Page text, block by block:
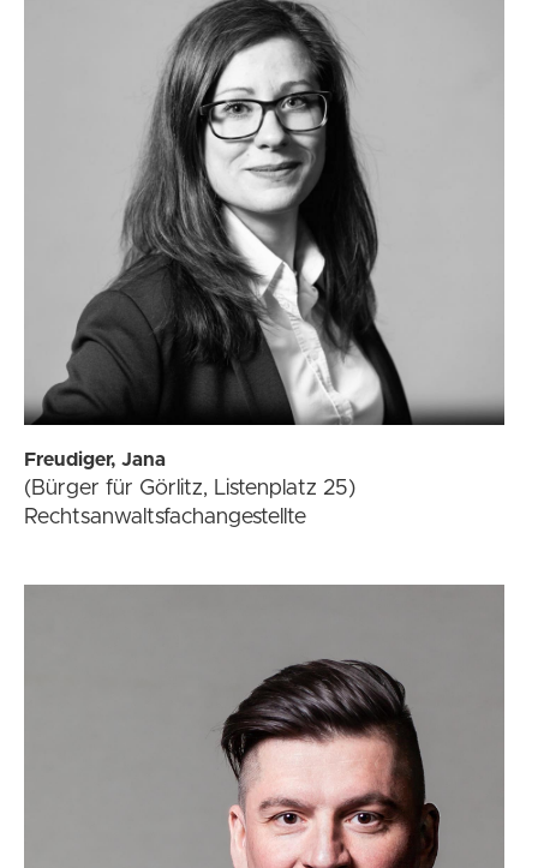
Freudiger, Jana
(Bürger für Görlitz, Listenplatz 25)
Rechtsanwaltsfachangestellte